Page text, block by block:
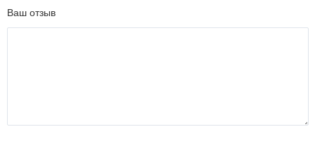
Ваш отзыв